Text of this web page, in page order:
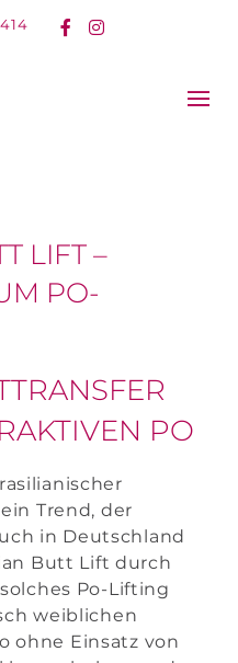
Facebook
LIFT –
PO-
PO
Trend, der
in Deutschland
Butt Lift durch
Po-Lifting
weiblichen
ohne Einsatz von